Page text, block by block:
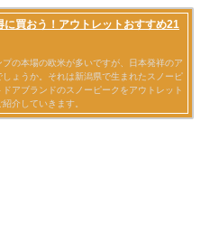
に買おう！アウトレットおすすめ21
の本場の欧米が多いですが、日本発祥のア
ょうか。それは新潟県で生まれたスノーピ
アブランドのスノーピークをアウトレット
介していきます。